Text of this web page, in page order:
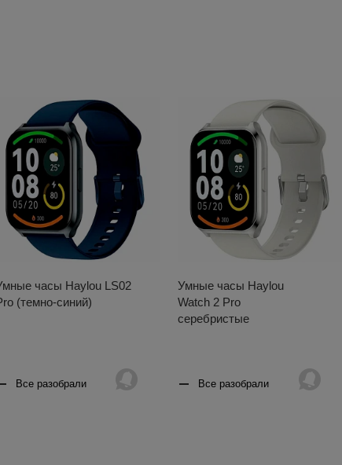
часы Haylou LS02
(темно-синий)
Все разобрали
Умные часы Haylou
Watch 2 Pro
серебристые
Все разобрали